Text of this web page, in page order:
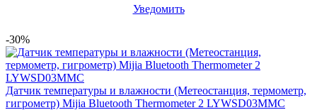
Уведомить
-30%
Датчик температуры и влажности (Метеостанция, термометр,
гигрометр) Mijia Bluetooth Thermometer 2 LYWSD03MMC